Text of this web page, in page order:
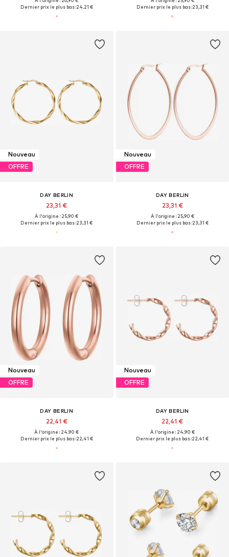
Dernier prix le plus bas :24,21 €
Dernier prix le plus bas :23,31 €
Nouveau
OFFRE
DAY BERLIN
23,31 €
À l'origine : 25,90 €
Dernier prix le plus bas :23,31 €
Nouveau
OFFRE
DAY BERLIN
23,31 €
À l'origine : 25,90 €
Dernier prix le plus bas :23,31 €
Nouveau
OFFRE
DAY BERLIN
22,41 €
À l'origine : 24,90 €
Dernier prix le plus bas :22,41 €
Nouveau
OFFRE
DAY BERLIN
22,41 €
À l'origine : 24,90 €
Dernier prix le plus bas :22,41 €